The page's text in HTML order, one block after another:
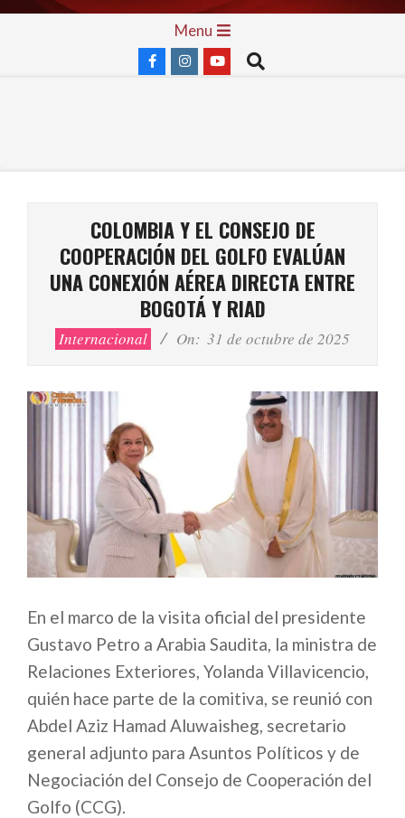
Skip
Menu
Search
COLOMBIA Y EL CONSEJO DE
COOPERACIÓN DEL GOLFO EVALÚAN
UNA CONEXIÓN AÉREA DIRECTA ENTRE
BOGOTÁ Y RIAD
Internacional On: 31 de octubre de 2025
En el marco de la visita oficial del presidente
Gustavo Petro a Arabia Saudita, la ministra de
Relaciones Exteriores, Yolanda Villavicencio,
quién hace parte de la comitiva, se reunió con
Abdel Aziz Hamad Aluwaisheg, secretario
general adjunto para Asuntos Políticos y de
Negociación del Consejo de Cooperación del
Golfo (CCG).